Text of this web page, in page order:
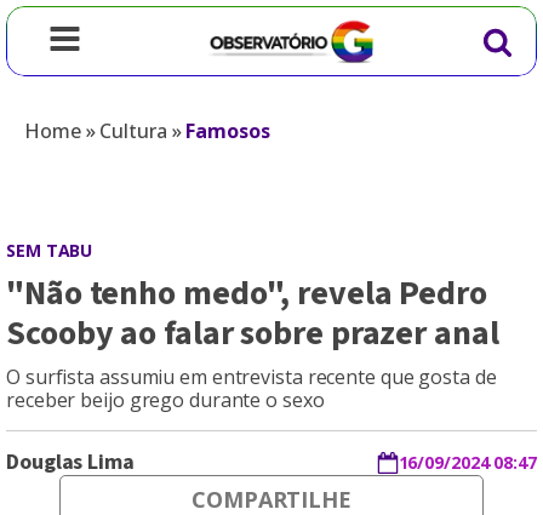
Home»Cultura »Famosos
SEM TABU
"Não tenho medo", revela Pedro
Scooby ao falar sobre prazer anal
O surfista assumiu em entrevista recente que gosta de
receber beijo grego durante o sexo
Douglas Lima 16/09/2024 08:47
COMPARTILHE